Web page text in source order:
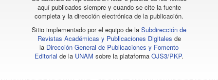
aquí publicados siempre y cuando se cite la fuente
completa y la dirección electrónica de la publicación.
Sitio implementado por el equipo de la Subdirección de
Revistas Académicas y Publicaciones Digitales de
la Dirección General de Publicaciones y Fomento
Editorial de la UNAM sobre la plataforma OJS3/PKP.